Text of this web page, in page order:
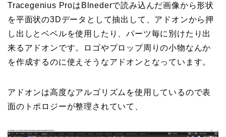
Tracegenius ProはBlnederで読み込んだ画像から形状
を平面状の3Dデータとして抽出して、アドオンから押
し出しとベベルを使用したり、パーツ毎に別けたり出
来るアドオンです。ロゴやプロップ周りの小物なんか
を作成するのに使えそうなアドオンとなっています。
アドオンは高度なアルゴリズムを使用しているので表
面のトポロジーが整理されていて、